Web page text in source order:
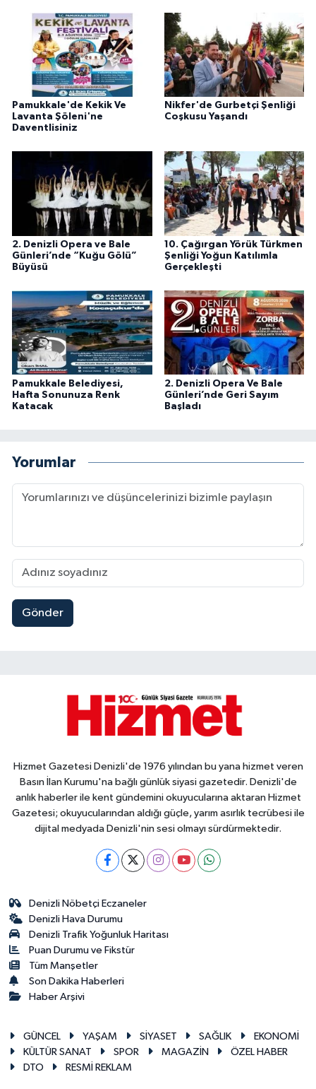
Pamukkale'de Kekik Ve
Lavanta Şöleni'ne
Daventlisiniz
Nikfer'de Gurbetçi Şenliği
Coşkusu Yaşandı
2. Denizli Opera ve Bale
Günleri’nde “Kuğu Gölü”
Büyüsü
10. Çağırgan Yörük Türkmen
Şenliği Yoğun Katılımla
Gerçekleşti
Pamukkale Belediyesi,
Hafta Sonunuza Renk
Katacak
2. Denizli Opera Ve Bale
Günleri’nde Geri Sayım
Başladı
Yorumlar
Gönder
Hizmet Gazetesi Denizli'de 1976 yılından bu yana hizmet veren
Basın İlan Kurumu'na bağlı günlük siyasi gazetedir. Denizli'de
anlık haberler ile kent gündemini okuyucularına aktaran Hizmet
Gazetesi; okuyucularından aldığı güçle, yarım asırlık tecrübesi ile
dijital medyada Denizli'nin sesi olmayı sürdürmektedir.
Denizli Nöbetçi Eczaneler
Denizli Hava Durumu
Denizli Trafik Yoğunluk Haritası
Puan Durumu ve Fikstür
Tüm Manşetler
Son Dakika Haberleri
Haber Arşivi
GÜNCEL YAŞAM SİYASET SAĞLIK
EKONOMİ
KÜLTÜR SANAT
SPOR MAGAZİN
ÖZEL HABER
DTO
RESMİ REKLAM